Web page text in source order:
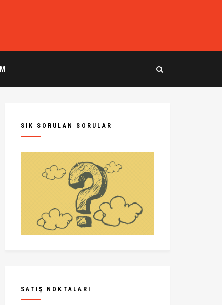
SIK SORULAN SORULAR
SATIŞ NOKTALARI